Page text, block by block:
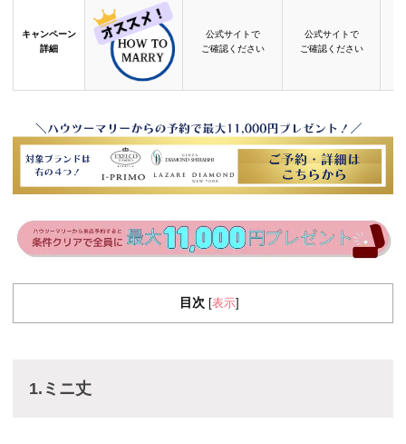
キャンペーン
詳細
公式サイトで
ご確認ください
公式サイトで
ご確認ください
目次 表示
1.ミニ丈